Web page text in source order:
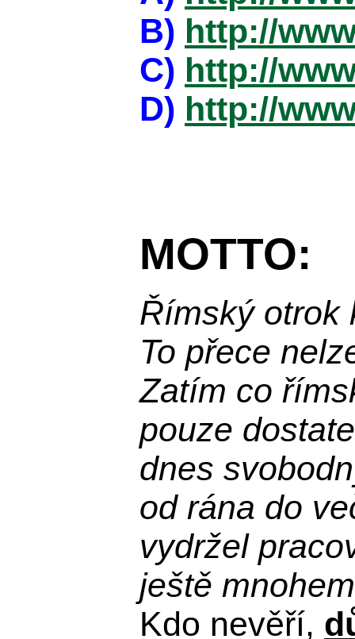
B) http://
C) http://
D) http://
MOTTO:
Římský otrok
To přece
Zatím co
pouze
dnes
od rána do
vydržel
ještě
Kdo nevěří,